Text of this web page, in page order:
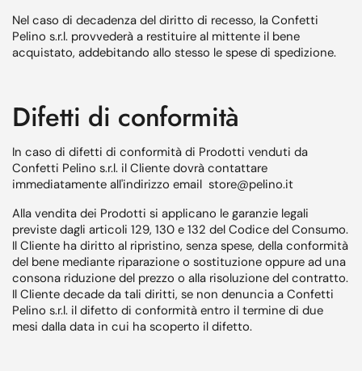
Nel caso di decadenza del diritto di recesso, la Confetti
Pelino s.r.l. provvederà a restituire al mittente il bene
acquistato, addebitando allo stesso le spese di spedizione.
Difetti di conformità
In caso di difetti di conformità di Prodotti venduti da
Confetti Pelino s.r.l. il Cliente dovrà contattare
immediatamente all'indirizzo email store@pelino.it
Alla vendita dei Prodotti si applicano le garanzie legali
previste dagli articoli 129, 130 e 132 del Codice del Consumo.
Il Cliente ha diritto al ripristino, senza spese, della conformità
del bene mediante riparazione o sostituzione oppure ad una
consona riduzione del prezzo o alla risoluzione del contratto.
Il Cliente decade da tali diritti, se non denuncia a Confetti
Pelino s.r.l. il difetto di conformità entro il termine di due
mesi dalla data in cui ha scoperto il difetto.